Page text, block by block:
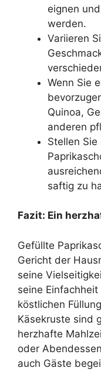
eignen
werden.
Variieren
Wenn Sie
Quinoa,
anderen
Stellen
saftig zu
Fazit: Ein
Gefüllte
Gericht der
seine
seine
köstlichen
Käsekruste sind
herzhafte
oder
auch Gäste